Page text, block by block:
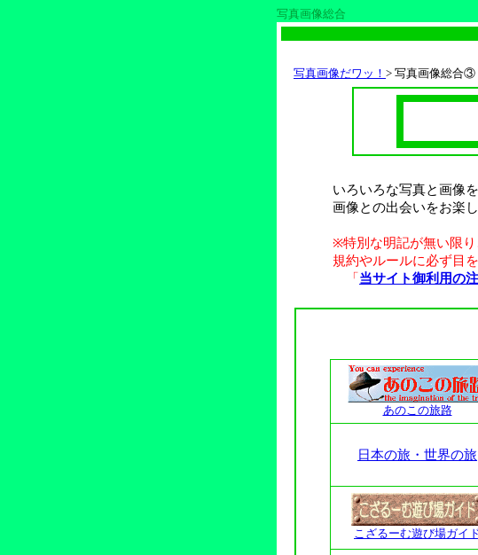
写真画像総合
写真画像だワッ！ > 写真画像総合③
いろいろな写真と画像
画像との出会いをお楽し
※特別な明記が無い限
規約やルールに必ず目
「 当サイト御利用の
あのこの旅路
日本の旅・世界の旅
こざるーむ遊び場ガイ